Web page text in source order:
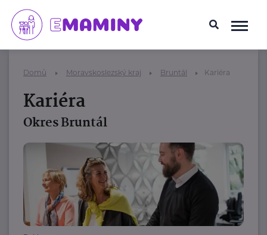
Domů Moravskoslezský kraj Bruntál Kariéra
Kariéra
Okres Bruntál